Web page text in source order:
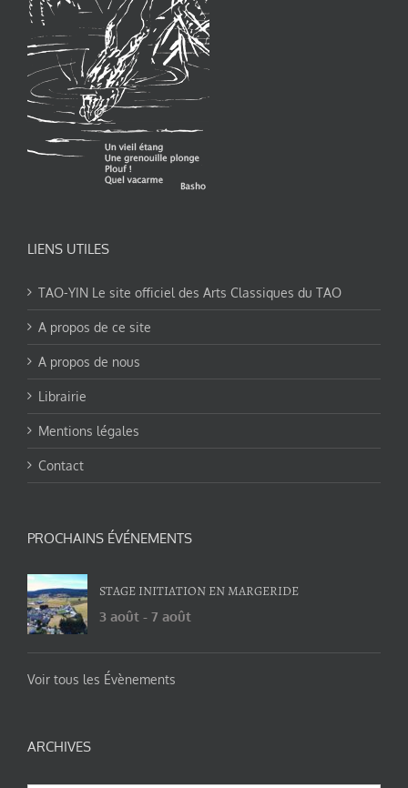
LIENS UTILES
TAO-YIN Le site officiel des Arts Classiques du TAO
A propos de ce site
A propos de nous
Librairie
Mentions légales
Contact
PROCHAINS ÉVÉNEMENTS
STAGE INITIATION EN MARGERIDE
3 août - 7 août
Voir tous les Évènements
ARCHIVES